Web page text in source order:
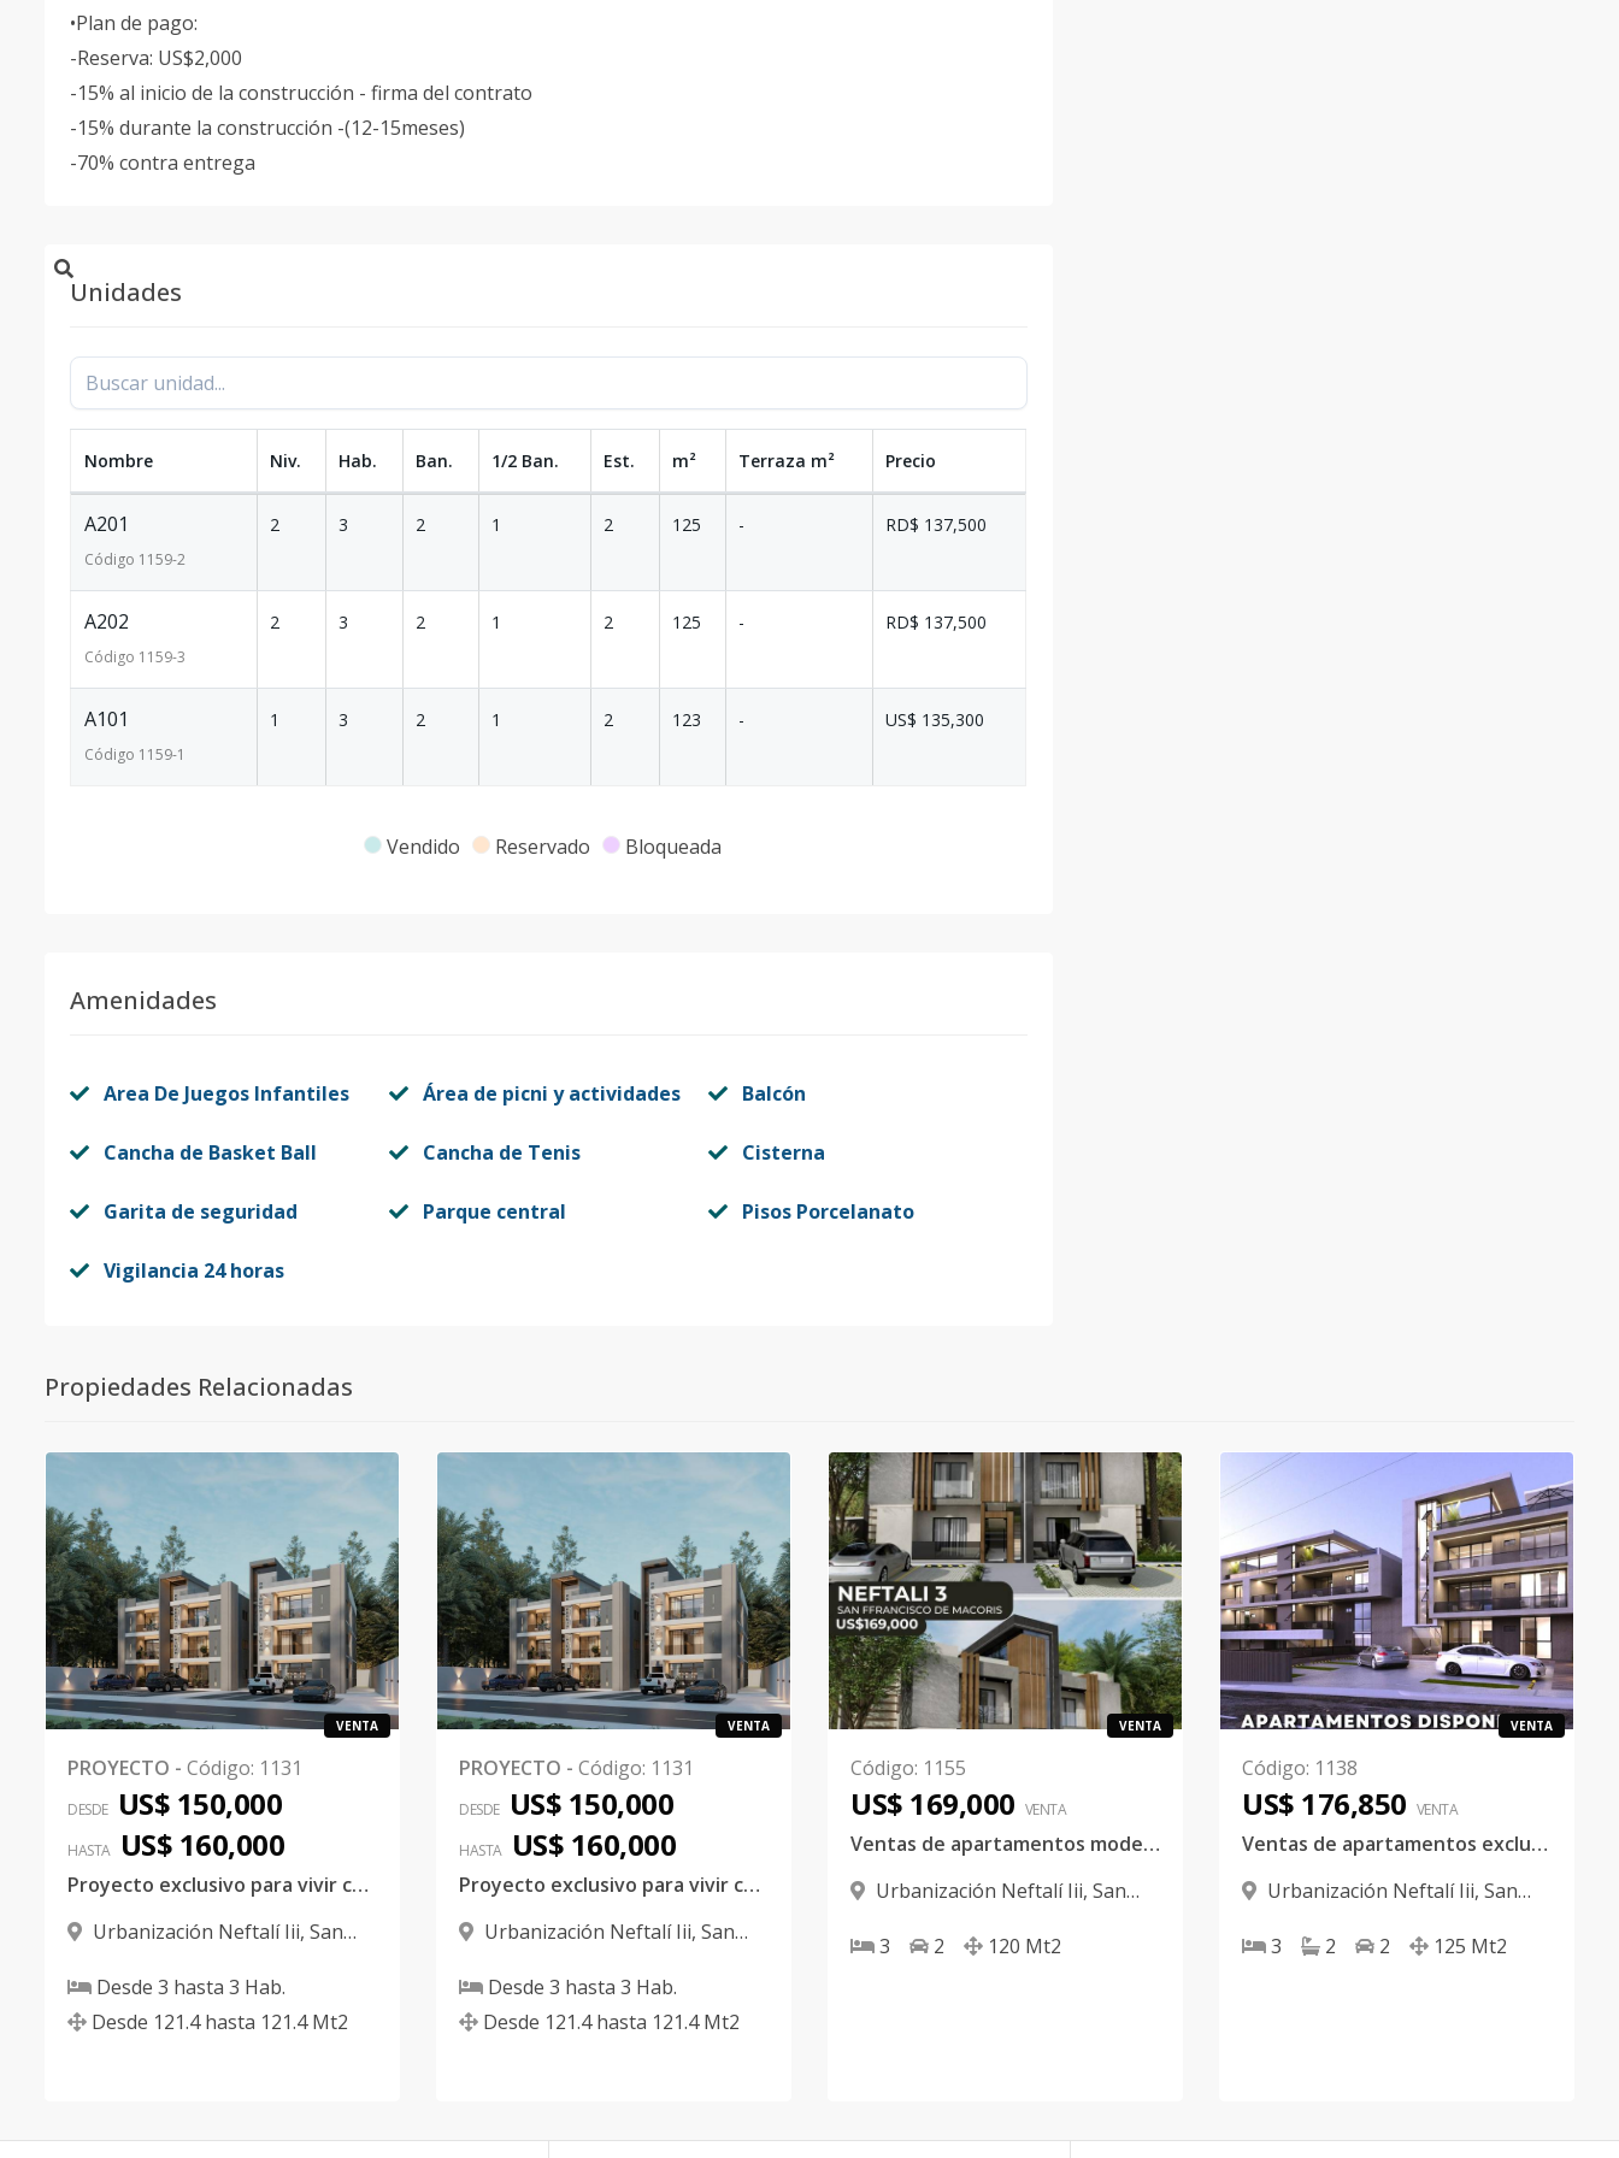
•Plan de pago:
-Reserva: US$2,000
-15% al inicio de la construcción - firma del contrato
-15% durante la construcción -(12-15meses)
-70% contra entrega
Unidades
Nombre Niv. Hab. Ban. 1/2 Ban. Est. m² Terraza m² Precio
A201
Código 1159-2
2 3 2 1 2 125 - RD$ 137,500
A202
Código 1159-3
2 3 2 1 2 125 - RD$ 137,500
A101
Código 1159-1
1 3 2 1 2 123 - US$ 135,300
Vendido Reservado Bloqueada
Amenidades
Area De Juegos Infantiles Área de picni y actividades Balcón
Cancha de Basket Ball Cancha de Tenis Cisterna
Garita de seguridad Parque central Pisos Porcelanato
Vigilancia 24 horas
Propiedades Relacionadas
VENTA
PROYECTO - Código: 1131
DESDE US$ 150,000
HASTA US$ 160,000
Proyecto exclusivo para vivir con comodidad, seguridad y tranquilidad.
Urbanización Neftalí Iii, San
Desde 3 hasta 3 Hab.
Desde 121.4 hasta 121.4 Mt2
VENTA
PROYECTO - Código: 1131
DESDE US$ 150,000
HASTA US$ 160,000
Proyecto exclusivo para vivir con comodidad, seguridad y tranquilidad.
Urbanización Neftalí Iii, San
Desde 3 hasta 3 Hab.
Desde 121.4 hasta 121.4 Mt2
VENTA
Código: 1155
US$ 169,000 VENTA
Ventas de apartamentos moderno
Urbanización Neftalí Iii, San
3
2 120 Mt2
VENTA
Código: 1138
US$ 176,850 VENTA
Ventas de apartamentos exclusivos
Urbanización Neftalí Iii, San
3
2 2 125 Mt2